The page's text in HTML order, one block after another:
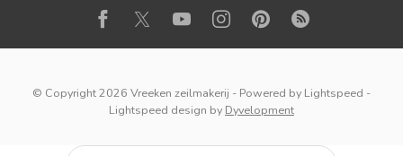
© Copyright 2026 Vreeken zeilmakerij - Powered by Lightspeed -
Lightspeed design by Dyvelopment